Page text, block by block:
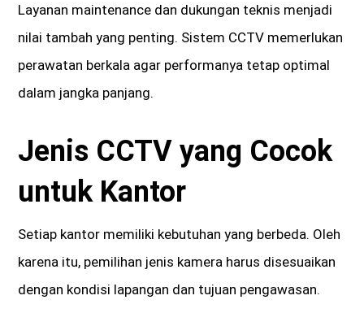
Layanan maintenance dan dukungan teknis menjadi
nilai tambah yang penting. Sistem CCTV memerlukan
perawatan berkala agar performanya tetap optimal
dalam jangka panjang.
Jenis CCTV yang Cocok
untuk Kantor
Setiap kantor memiliki kebutuhan yang berbeda. Oleh
karena itu, pemilihan jenis kamera harus disesuaikan
dengan kondisi lapangan dan tujuan pengawasan.